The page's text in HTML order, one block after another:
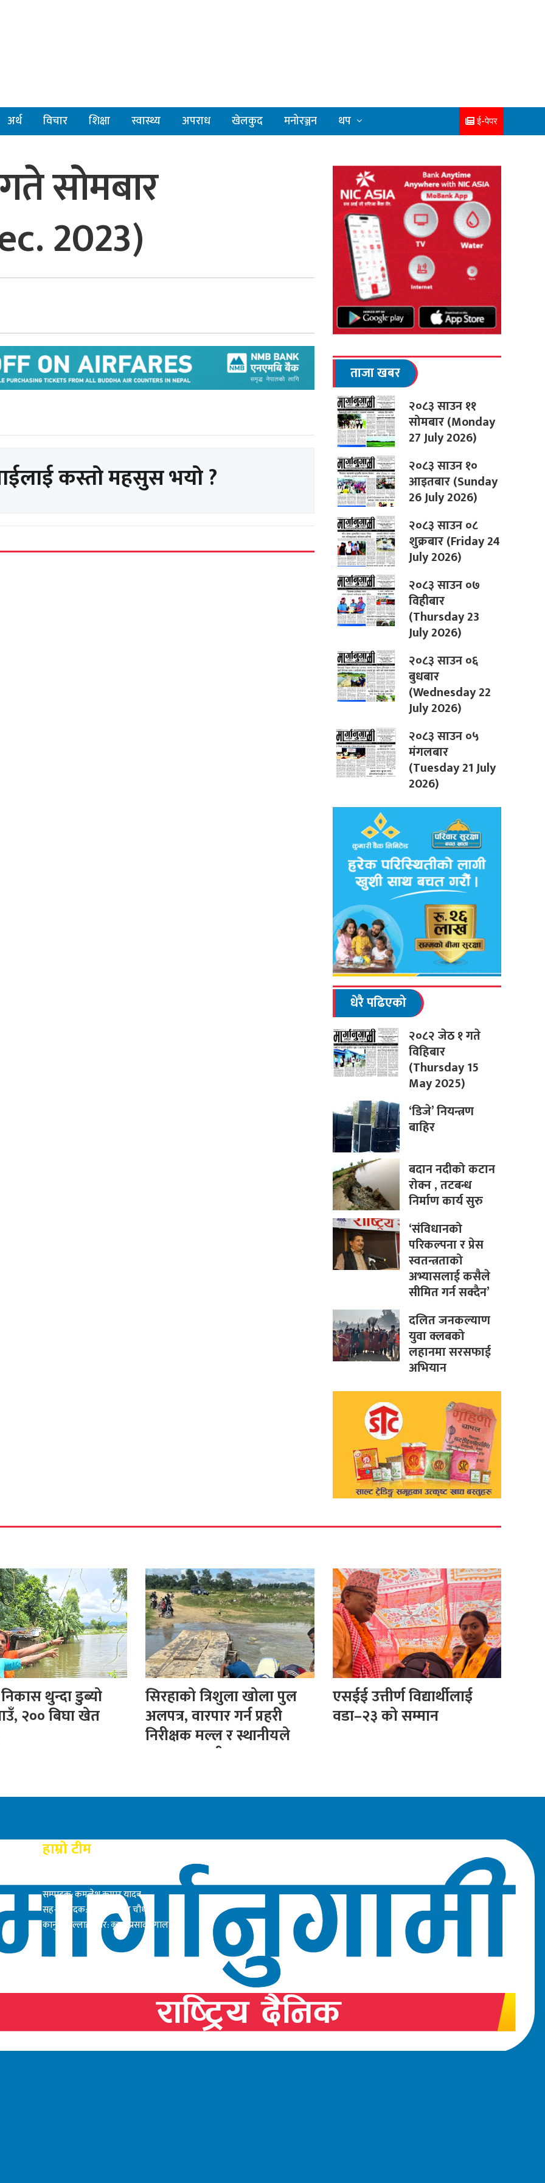
अर्थ विचार शिक्षा स्वास्थ्य अपराध खेलकुद मनोरञ्जन थप ई-पेपर
सोमबार
2023)
कस्तो महसुस भयो ?
ताजा खबर
२०८३ साउन ११
सोमबार (Monday
27 July 2026)
२०८३ साउन १०
आइतबार (Sunday
26 July 2026)
२०८३ साउन ०८
शुक्रबार (Friday 24
July 2026)
२०८३ साउन ०७
विहीबार
(Thursday 23
July 2026)
२०८३ साउन ०६
बुधबार
(Wednesday 22
July 2026)
२०८३ साउन ०५
मंगलबार
(Tuesday 21 July
2026)
धेरै पढिएको
२०८२ जेठ १ गते
विहिबार
(Thursday 15
May 2025)
‘डिजे’ नियन्त्रण
बाहिर
बदान नदीको कटान
रोक्न , तटबन्ध
निर्माण कार्य सुरु
‘संविधानको
परिकल्पना र प्रेस
स्वतन्त्रताको
अभ्यासलाई कसैले
सीमित गर्न सक्दैन’
दलित जनकल्याण
युवा क्लबको
लहानमा सरसफाई
अभियान
थुन्दा डुब्यो
२०० बिघा खेत
सिरहाको त्रिशुला खोला पुल
अलपत्र, वारपार गर्न प्रहरी
निरीक्षक मल्ल र स्थानीयले
बनाए अस्थायी पुल
एसईई उत्तीर्ण विद्यार्थीलाई
वडा–२३ को सम्मान
हाम्रो टीम
सम्पादक: कमलेश कुमार यादव
सह-सम्पादक: सत्य नारायण चौधरी
कानुनी सल्लाहाकार: कृष्ण प्रसाद दंगाल